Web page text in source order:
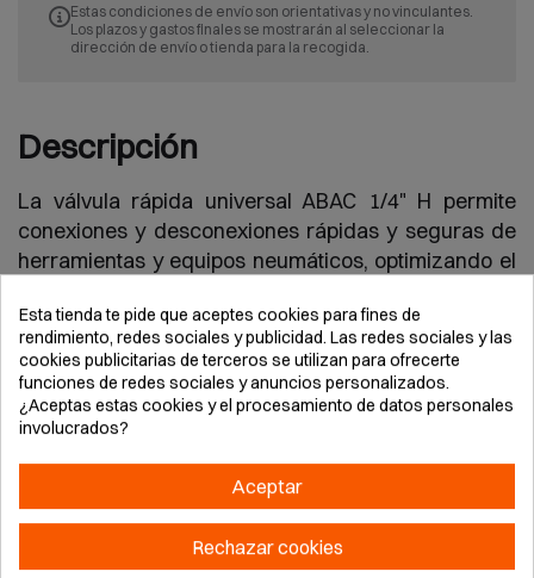
Estas condiciones de envío son orientativas y no vinculantes.
Los plazos y gastos finales se mostrarán al seleccionar la
dirección de envío o tienda para la recogida.
Descripción
La válvula rápida universal ABAC 1/4" H permite
conexiones y desconexiones rápidas y seguras de
herramientas y equipos neumáticos, optimizando el
industrias. Su diseño compacto y resistente asegura
durabilidad y compatibilidad con diversos sistemas
de aire comprimido, ofreciendo comodidad,
eficiencia y seguridad en aplicaciones profesionales
y de bricolaje.
Esta tienda te pide que aceptes cookies para fines de
rendimiento, redes sociales y publicidad. Las redes sociales y las
cookies publicitarias de terceros se utilizan para ofrecerte
funciones de redes sociales y anuncios personalizados.
¿Aceptas estas cookies y el procesamiento de datos personales
involucrados?
Aceptar
Rechazar cookies